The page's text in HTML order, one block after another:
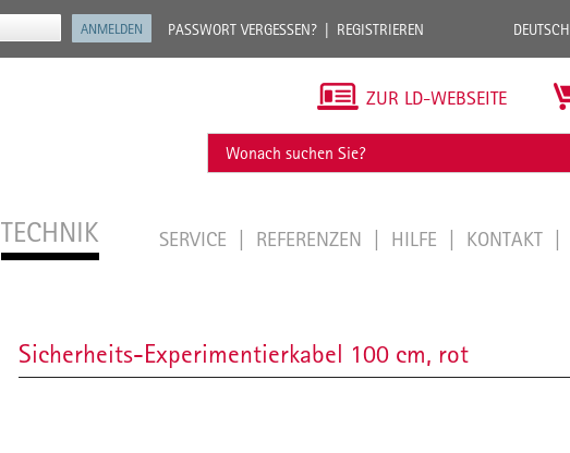
PASSWORT VERGESSEN? REGISTRIEREN DEUTSCH
TECHNIK
ZUR LD-WEBSEITE
SERVICE REFERENZEN HILFE KONTAKT
Sicherheits-Experimentierkabel 100 cm, rot